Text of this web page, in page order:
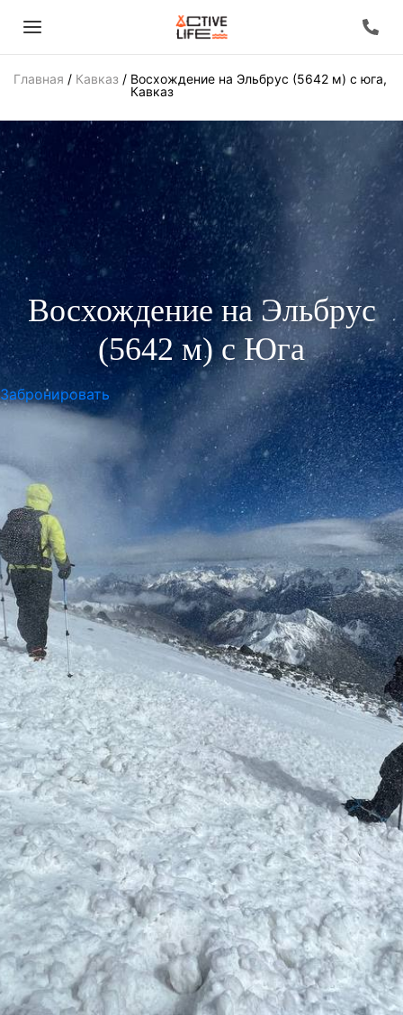
Главная / Кавказ / Восхождение на Эльбрус (5642 м) с юга,
Кавказ
Восхождение на Эльбрус
(5642 м) с Юга
Забронировать